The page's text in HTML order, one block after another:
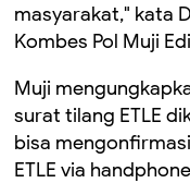
masyarakat," kata
Kombes Pol Muji
Muji
surat tilang ETLE
bisa
ETLE via